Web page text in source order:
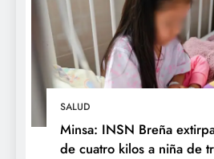
SALUD
Minsa: INSN Breña
de cuatro kilos a niña de